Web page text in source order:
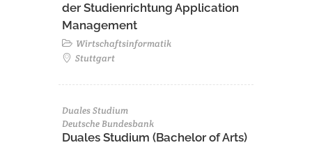
der Studienrichtung Application
Management
Wirtschaftsinformatik
Stuttgart
Duales Studium
Deutsche Bundesbank
Duales Studium (Bachelor of Arts)